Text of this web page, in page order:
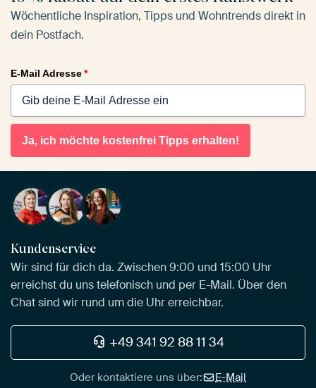
Wöchentliche Inspiration, Tipps und Wohntrends direkt in
dein Postfach.
E-Mail Adresse*
Ja, ich möchte kostenfrei Tipps erhalten!
Kundenservice
Wir sind für dich da. Zwischen 9:00 und 15:00 Uhr
erreichst du uns telefonisch und per E-Mail. Über den
Chat sind wir rund um die Uhr erreichbar.
+49 341 92 88 11 34
Oder kontaktiere uns über: E-Mail